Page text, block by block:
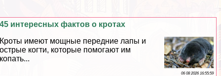
45 интересных фактов о кротах
Кроты имеют мощные передние лапы и
острые когти, которые помогают им
копать...
06 08 2026 16:55:59